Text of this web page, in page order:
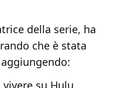
della serie, ha
che è stata